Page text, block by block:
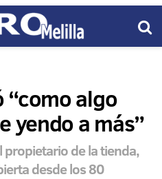
“como algo
yendo a más”
propietario de la tienda,
desde los 80